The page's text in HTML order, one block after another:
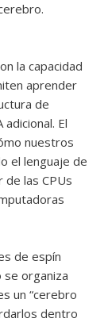
la capacidad
aprender
de
El
nuestros
el lenguaje de
de las CPUs
de espín
se organiza
un “cerebro
dentro